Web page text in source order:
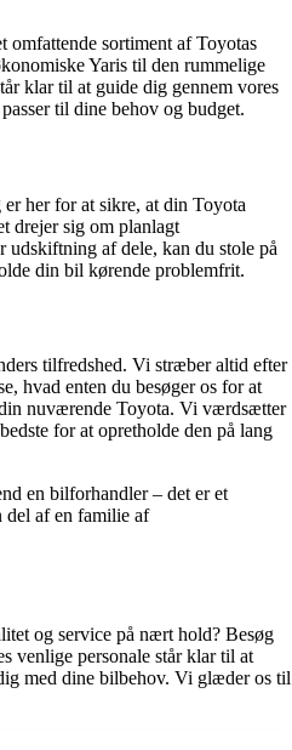
sortiment af Toyotas
Yaris til den rummelige
klar til at guide dig gennem vores
til dine behov og budget.
her for at sikre, at din Toyota
drejer sig om planlagt
udskiftning af dele, kan du stole på
din bil kørende problemfrit.
tilfredshed. Vi stræber altid efter
hvad enten du besøger os for at
nuværende Toyota. Vi værdsætter
for at opretholde den på lang
en bilforhandler – det er et
del af en familie af
og service på nært hold? Besøg
venlige personale står klar til at
med dine bilbehov. Vi glæder os til